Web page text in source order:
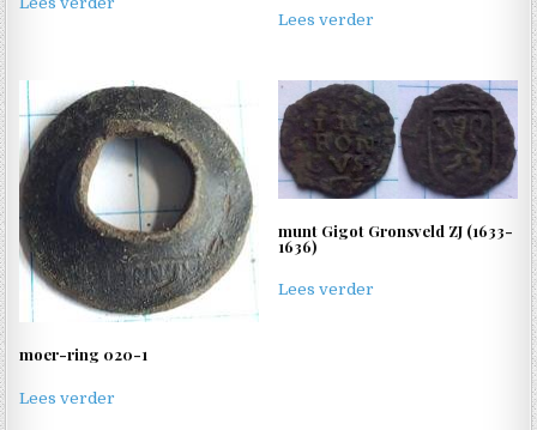
Lees verder
moer-ring 020-1
Lees verder
munt Gigot Gronsveld ZJ (1633-
1636)
Lees verder